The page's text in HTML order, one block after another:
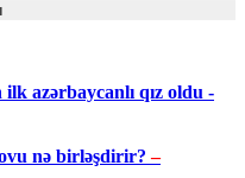
ilk azərbaycanlı qız oldu -
nə birləşdirir?–